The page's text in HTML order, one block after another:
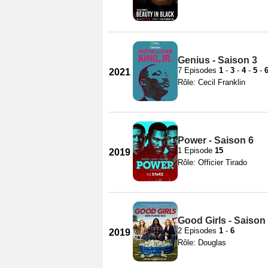
2021
Genius - Saison 3
7 Episodes 1 - 3 - 4- 5 - 6
Rôle: Cecil Franklin
2019
Power - Saison 6
1 Episode 15
Rôle: Officier Tirado
2019
Good Girls - Saison
2 Episodes 1 - 6
Rôle: Douglas